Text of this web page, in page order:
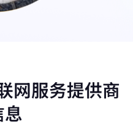
网服务提供商
息